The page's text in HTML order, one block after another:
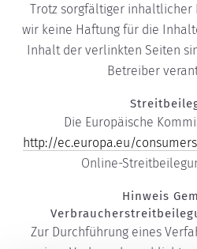
Trotz sorgfältiger
wir keine Haftung für die
Inhalt der verlinkten Seiten
Betreiber
Die Europäische
http://ec.europa.eu/
Online-
Hinweis
Zur Durchführung eines